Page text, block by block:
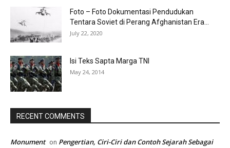
Foto – Foto Dokumentasi Pendudukan
Tentara Soviet di Perang Afghanistan Era...
July 22, 2020
Isi Teks Sapta Marga TNI
May 24, 2014
RECENT COMMENTS
Monument on Pengertian, Ciri-Ciri dan Contoh Sejarah Sebagai